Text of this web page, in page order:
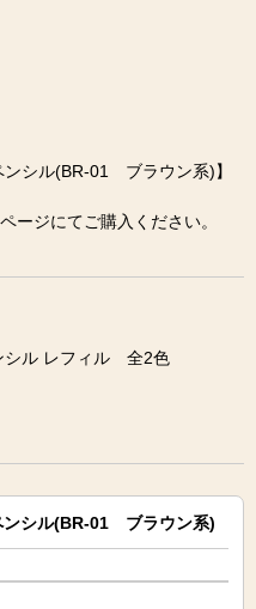
シル(BR-01 ブラウン系)】
ージにてご購入ください。
シル レフィル 全2色
シル(BR-01 ブラウン系)